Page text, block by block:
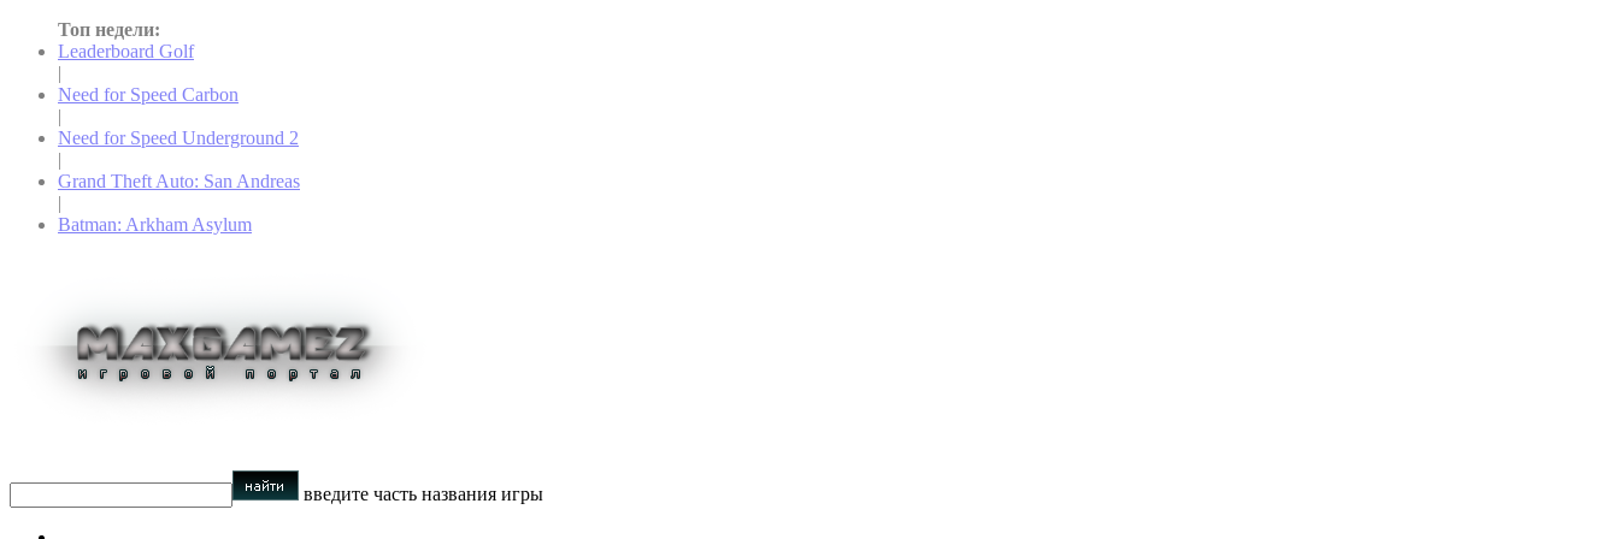
Топ недели:
Leaderboard Golf
|
Need for Speed Carbon
|
Need for Speed Underground 2
|
Grand Theft Auto: San Andreas
|
Batman: Arkham Asylum
введите часть названия игры